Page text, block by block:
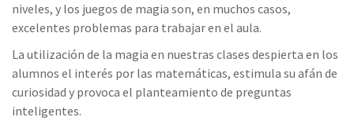
niveles, y los juegos de magia son, en muchos casos,
excelentes problemas para trabajar en el aula.
La utilización de la magia en nuestras clases despierta en los
alumnos el interés por las matemáticas, estimula su afán de
curiosidad y provoca el planteamiento de preguntas
inteligentes.